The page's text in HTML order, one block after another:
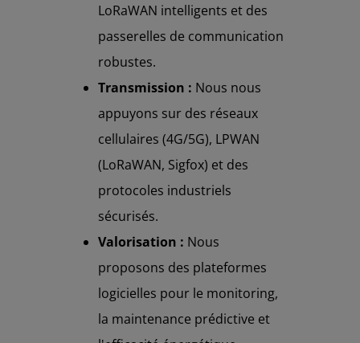
LoRaWAN intelligents et des
passerelles de communication
robustes.
Transmission : Nous nous
appuyons sur des réseaux
cellulaires (4G/5G), LPWAN
(LoRaWAN, Sigfox) et des
protocoles industriels
sécurisés.
Valorisation : Nous
proposons des plateformes
logicielles pour le monitoring,
la maintenance prédictive et